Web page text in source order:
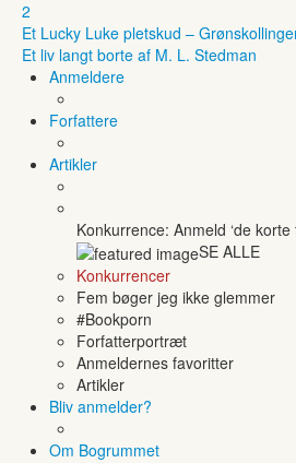
2
Et Lucky Luke pletskud –
Et liv langt borte af M. L. Stedman
Anmeldere
Forfattere
Artikler
Konkurrence: Anmeld ‘de
SE ALLE
Konkurrencer
Fem bøger jeg ikke glemmer
#Bookporn
Forfatterportræt
Anmeldernes favoritter
Artikler
Bliv anmelder?
Om Bogrummet